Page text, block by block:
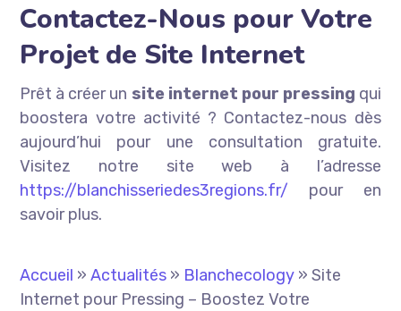
Contactez-Nous pour Votre
Projet de Site Internet
Prêt à créer un site internet pour pressing qui
boostera votre activité ? Contactez-nous dès
aujourd’hui pour une consultation gratuite.
Visitez notre site web à l’adresse
https://blanchisseriedes3regions.fr/ pour en
savoir plus.
Accueil »Actualités » Blanchecology »Site
Internet pour Pressing – Boostez Votre